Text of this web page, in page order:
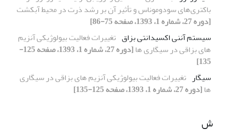
باکتری‌های سودوموناس و تأثیر آن بر رشد ذرت در محیط آبکشت
[دوره 27، شماره 1، 1393، صفحه 75-86]
سیستم آننی اکسیدانتی بزاق تغییرات فعالیت بیولوژیکی آنزیم
های بزاقی در سیگاری ها
[دوره 27، شماره 1، 1393، صفحه 125-
135]
سیگار تغییرات فعالیت بیولوژیکی آنزیم های بزاقی در سیگاری
ها[دوره 27، شماره 1، 1393، صفحه 125-135]
ش